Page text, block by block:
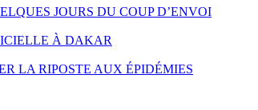
JOURS DU COUP D’ENVOI
À DAKAR
LA RIPOSTE AUX ÉPIDÉMIES